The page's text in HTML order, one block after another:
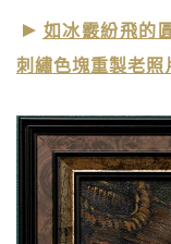
如冰霰紛飛的
刺繡色塊重製老照